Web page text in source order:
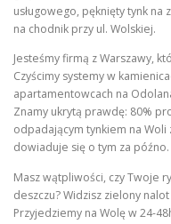
usługowego, pęknięty tynk
na chodnik przy ul. Wolskiej.
Jesteśmy firmą z Warszawy,
Czyścimy systemy w
apartamentowcach na
Znamy ukrytą prawdę: 80%
odpadającym tynkiem na Woli
dowiaduje się o tym za późno.
Masz wątpliwości, czy Twoje
deszczu? Widzisz zielony
Przyjedziemy na Wolę w 24-